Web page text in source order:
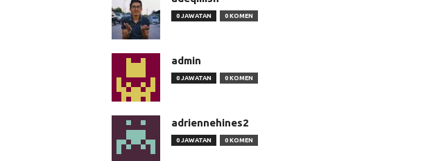
0 JAWATAN 0 KOMEN
admin
0 JAWATAN 0 KOMEN
adriennehines2
0 JAWATAN 0 KOMEN